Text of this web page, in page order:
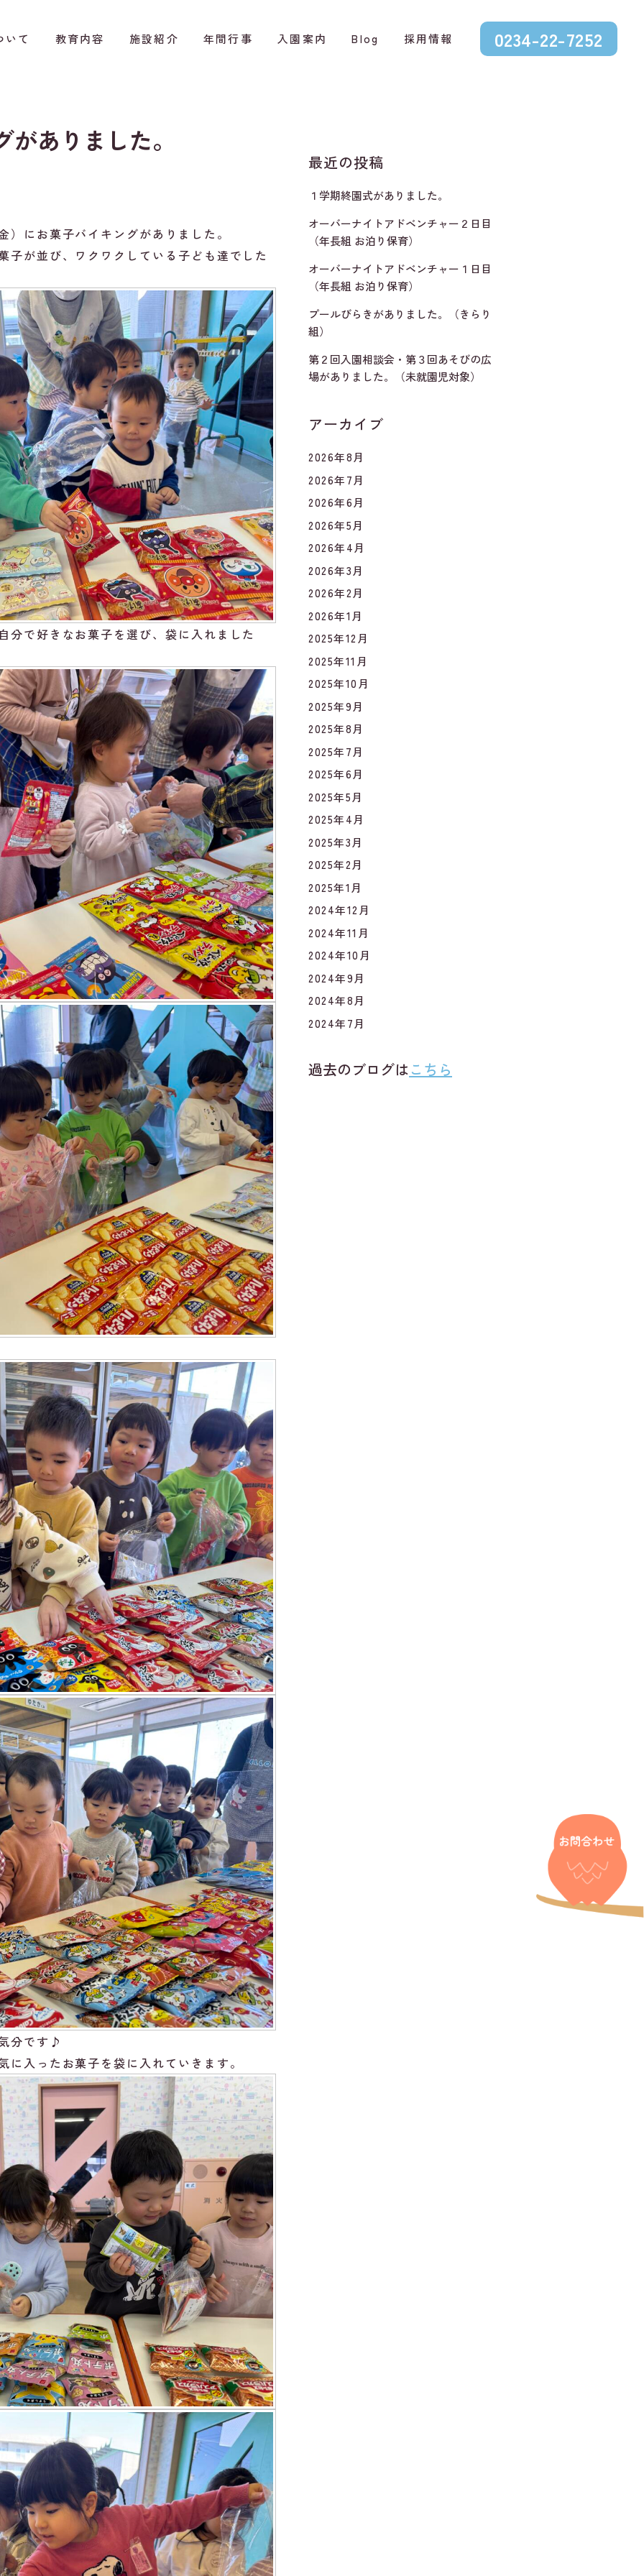
いて 教育内容 施設紹介 年間行事 入園案内 Blog 採用情報 0234-22-7252
ありました。
にお菓子バイキングがありました。
子が並び、ワクワクしている子ども達でした
分で好きなお菓子を選び、袋に入れました
分です♪
入ったお菓子を袋に入れていきます。
最近の投稿
１学期終園式がありました。
オーバーナイトアドベンチャー２日目
（年長組 お泊り保育）
オーバーナイトアドベンチャー１日目
（年長組 お泊り保育）
プールびらきがありました。（きらり
組）
第２回入園相談会・第３回あそびの広
場がありました。（未就園児対象）
アーカイブ
2026年8月
2026年7月
2026年6月
2026年5月
2026年4月
2026年3月
2026年2月
2026年1月
2025年12月
2025年11月
2025年10月
2025年9月
2025年8月
2025年7月
2025年6月
2025年5月
2025年4月
2025年3月
2025年2月
2025年1月
2024年12月
2024年11月
2024年10月
2024年9月
2024年8月
2024年7月
過去のブログはこちら